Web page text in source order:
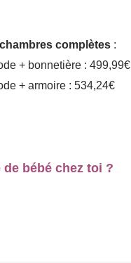
complètes:
+ bonnetière : 499,99€
+ armoire : 534,24€
bébé chez toi ?